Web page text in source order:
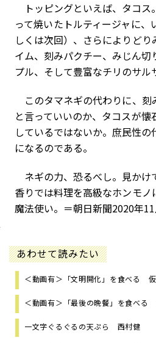
トッピングといえば、タコス
って焼いたトルティージャに
しくは次回）、さらによりど
イム、刻みパクチー、みじん切
プル、そして豊富なチリのサル
このタマネギの代わりに、刻
と言っていいのか、タコスが
しているではないか。庶民性
になるのである。
ネギの力、恐るべし。見かけ
香りでは料理を高級なホンモ
魔法使い。＝朝日新聞2020年
あわせて読みたい
＜動画有＞「文明開化」を食べる 仮
＜動画有＞「最後の晩餐」を食べる
一文字ぐるぐるの天ぷら 西村健